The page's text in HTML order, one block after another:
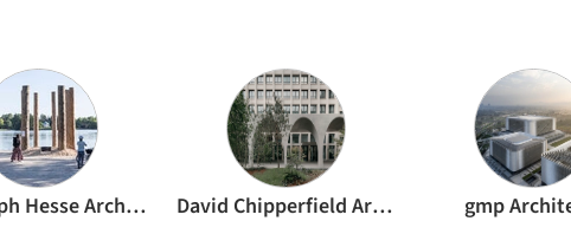
Christoph Hesse Architects David Chipperfield Architects gmp